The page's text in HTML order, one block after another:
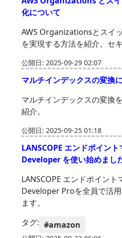
化について
AWS Organizationsとスイ
を実現する方法を紹介。セ
公開日: 2025-09-29 02:07
マルチインデックスの変換
マルチインデックスの変換
紹介。
公開日: 2025-09-25 01:18
LANSCOPE エンドポイン
Developer を使い始めまし
LANSCOPE エンドポイン
Developer Proを全員で活
ます。
タグ: #amazon